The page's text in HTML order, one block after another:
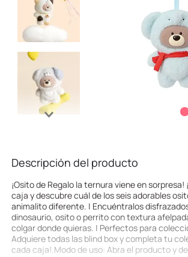
Descripción del producto
¡Osito de Regalo la ternura viene en
caja y descubre cuál de los seis adorables
animalito diferente. | Encuéntralos
dinosaurio, osito o perrito con textura
colgar donde quieras. | Perfectos para
Adquiere todas las blind box y completa tu
cada caja!.Modo de uso: Abra el producto y